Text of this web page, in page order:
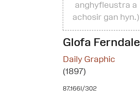
anghyfleustra a
achosir gan hyn.)
Glofa Ferndale
Daily Graphic
(1897)
87.166I/302